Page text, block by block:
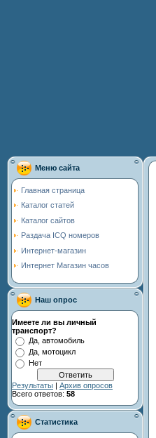
Меню сайта
Главная страница
Каталог статей
Каталог сайтов
Раздача ICQ номеров
Интернет-магазин
Интернет Магазин часов
Наш опрос
Имеете ли вы личный
транспорт?
Да, автомобиль
Да, мотоцикл
Нет
Результаты | Архив опросов
Всего ответов: 58
Статистика